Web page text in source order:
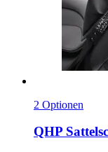
2 Optionen
QHP